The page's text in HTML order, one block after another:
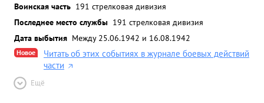
Воинская часть 191 стрелковая дивизия
Последнее место службы 191 стрелковая дивизия
Дата выбытия Между 25.06.1942 и 16.08.1942
Новое
Читать об этих событиях в журнале боевых действий
части
Ещё